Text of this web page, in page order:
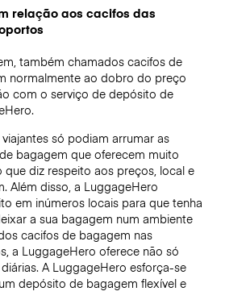
relação aos cacifos das
também chamados cacifos de
normalmente ao dobro do preço
com o serviço de depósito de
só podiam arrumar as
bagagem que oferecem muito
que diz respeito aos preços, local e
Além disso, a LuggageHero
em inúmeros locais para que tenha
a sua bagagem num ambiente
cacifos de bagagem nas
a LuggageHero oferece não só
A LuggageHero esforça-se
depósito de bagagem flexível e